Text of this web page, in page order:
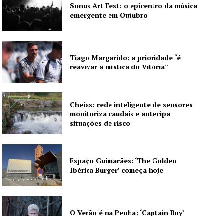
Sonus Art Fest: o epicentro da música
emergente em Outubro
Tiago Margarido: a prioridade “é
reavivar a mística do Vitória”
Cheias: rede inteligente de sensores
monitoriza caudais e antecipa
situações de risco
Espaço Guimarães: ‘The Golden
Ibérica Burger’ começa hoje
O Verão é na Penha: ‘Captain Boy’